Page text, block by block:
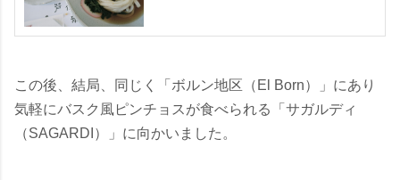
この後、結局、同じく「ボルン地区（El Born）」にあり
気軽にバスク風ピンチョスが食べられる「サガルディ
（SAGARDI）」に向かいました。